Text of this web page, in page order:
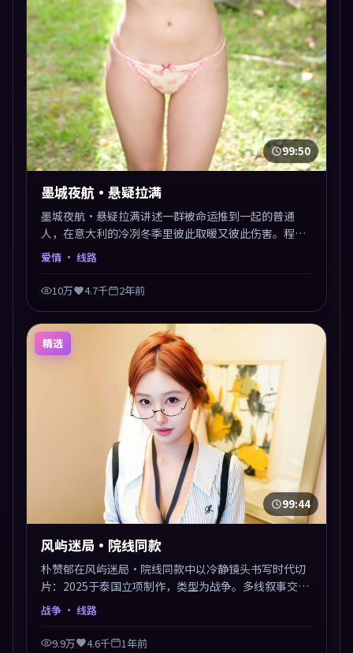
99:50
墨城夜航·悬疑拉满
墨城夜航·悬疑拉满讲述一群被命运推到一起的普通
人，在意大利的冷冽冬季里彼此取暖又彼此伤害。程耳
以爱情类型外壳探讨信任与背叛，映后讨论度颇高。片
爱情 · 线路
10万 4.7千 2年前
精选
99:44
风屿迷局·院线同款
朴赞郁在风屿迷局·院线同款中以冷静镜头书写时代切
片：2025于泰国立项制作，类型为战争。多线叙事交汇
于终局，真相与救赎并行，适合喜欢细读表演的影迷。
摄影与配乐高度统一，城市夜景与内心戏互为镜像。
战争 · 线路
9.9万 4.6千 1年前